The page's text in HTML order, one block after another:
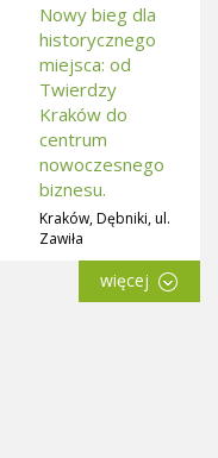
Nowy bieg dla
historycznego
miejsca: od
Twierdzy
Kraków do
centrum
nowoczesnego
biznesu.
Kraków, Dębniki, ul.
Zawiła
więcej